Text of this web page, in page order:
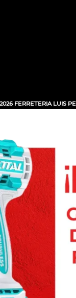
FERRETERIA LUIS